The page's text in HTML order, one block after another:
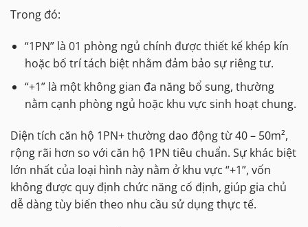
Trong đó:
“1PN” là 01 phòng ngủ chính được thiết kế khép kín
hoặc bố trí tách biệt nhằm đảm bảo sự riêng tư.
“+1” là một không gian đa năng bổ sung, thường
nằm cạnh phòng ngủ hoặc khu vực sinh hoạt chung.
Diện tích căn hộ 1PN+ thường dao động từ 40 – 50m²,
rộng rãi hơn so với căn hộ 1PN tiêu chuẩn. Sự khác biệt
lớn nhất của loại hình này nằm ở khu vực “+1”, vốn
không được quy định chức năng cố định, giúp gia chủ
dễ dàng tùy biến theo nhu cầu sử dụng thực tế.